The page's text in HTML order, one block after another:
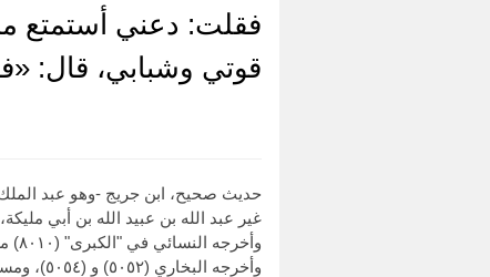
فقلت: دعني أستمتع
قوتي وشبابي، قال:
غير عبد الله بن عبيد الله بن أبي
وأخرجه النسائي في "الكبرى" (٨٠١٠) من طريق ابن جريج، بهذا الإسناد.